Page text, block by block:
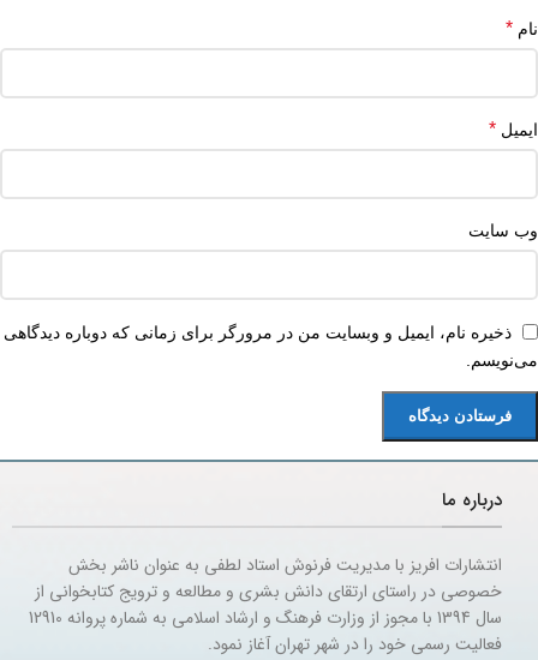
نام *
ایمیل *
وب‌ سایت
ذخیره نام، ایمیل و وبسایت من در مرورگر برای زمانی که دوباره دیدگاهی
می‌نویسم.
درباره ما
انتشارات افریز با مدیریت فرنوش استاد لطفی به عنوان ناشر بخش
خصوصی در راستای ارتقای دانش بشری و مطالعه و ترویج کتابخوانی از
سال 1394 با مجوز از وزارت فرهنگ و ارشاد اسلامی به شماره پروانه 12910
فعالیت رسمی خود را در شهر تهران آغاز نمود.